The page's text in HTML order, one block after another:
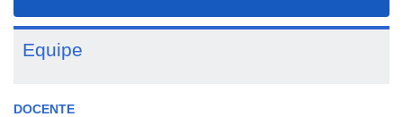
Equipe
DOCENTE